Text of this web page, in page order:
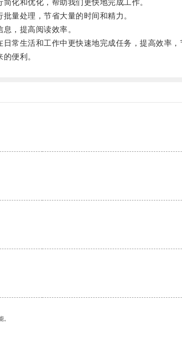
化和优化，帮助我们更快地完成工作。
量处理，节省大量的时间和精力。
，提高阅读效率。
生活和工作中更快速地完成任务，提高效率，
便利。